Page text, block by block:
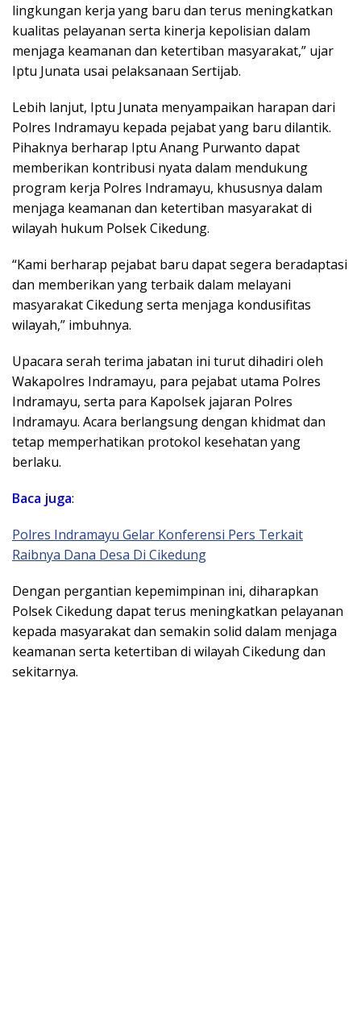
lingkungan kerja yang baru dan terus meningkatkan
kualitas pelayanan serta kinerja kepolisian dalam
menjaga keamanan dan ketertiban masyarakat,” ujar
Iptu Junata usai pelaksanaan Sertijab.
Lebih lanjut, Iptu Junata menyampaikan harapan dari
Polres Indramayu kepada pejabat yang baru dilantik.
Pihaknya berharap Iptu Anang Purwanto dapat
memberikan kontribusi nyata dalam mendukung
program kerja Polres Indramayu, khususnya dalam
menjaga keamanan dan ketertiban masyarakat di
wilayah hukum Polsek Cikedung.
“Kami berharap pejabat baru dapat segera beradaptasi
dan memberikan yang terbaik dalam melayani
masyarakat Cikedung serta menjaga kondusifitas
wilayah,” imbuhnya.
Upacara serah terima jabatan ini turut dihadiri oleh
Wakapolres Indramayu, para pejabat utama Polres
Indramayu, serta para Kapolsek jajaran Polres
Indramayu. Acara berlangsung dengan khidmat dan
tetap memperhatikan protokol kesehatan yang
berlaku.
Baca juga:
Polres Indramayu Gelar Konferensi Pers Terkait
Raibnya Dana Desa Di Cikedung
Dengan pergantian kepemimpinan ini, diharapkan
Polsek Cikedung dapat terus meningkatkan pelayanan
kepada masyarakat dan semakin solid dalam menjaga
keamanan serta ketertiban di wilayah Cikedung dan
sekitarnya.